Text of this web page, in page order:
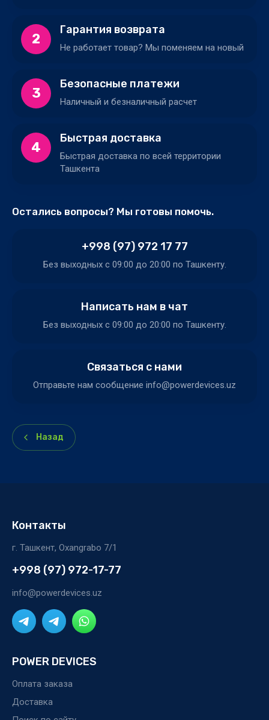
2
Гарантия возврата
Не работает товар? Мы поменяем на новый
3
Безопасные платежи
Наличный и безналичный расчет
4
Быстрая доставка
Быстрая доставка по всей территории
Ташкента
Остались вопросы? Мы готовы помочь.
+998 (97) 972 17 77
Без выходных c 09:00 до 20:00 по Ташкенту.
Написать нам в чат
Без выходных c 09:00 до 20:00 по Ташкенту.
Связаться с нами
Отправьте нам сообщение info@powerdevices.uz
Назад
Контакты
г. Ташкент, Oxangrabo 7/1
+998 (97) 972-17-77
info@powerdevices.uz
POWER DEVICES
Оплата заказа
Доставка